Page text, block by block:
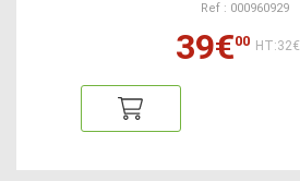
Ref : 000960929
39€00 HT:32€